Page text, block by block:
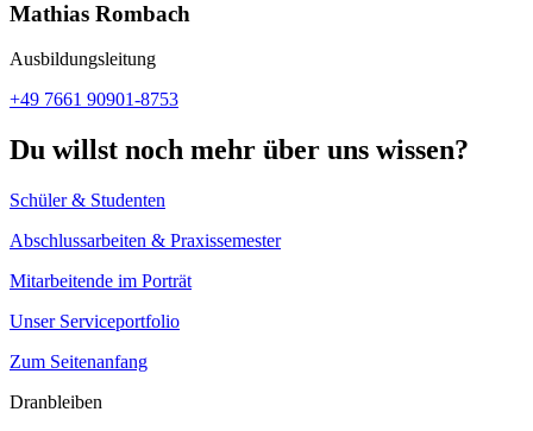
Mathias Rombach
Ausbildungsleitung
+49 7661 90901-8753
Du willst noch mehr über uns wissen?
Schüler & Studenten
Abschlussarbeiten & Praxissemester
Mitarbeitende im Porträt
Unser Serviceportfolio
Zum Seitenanfang
Dranbleiben